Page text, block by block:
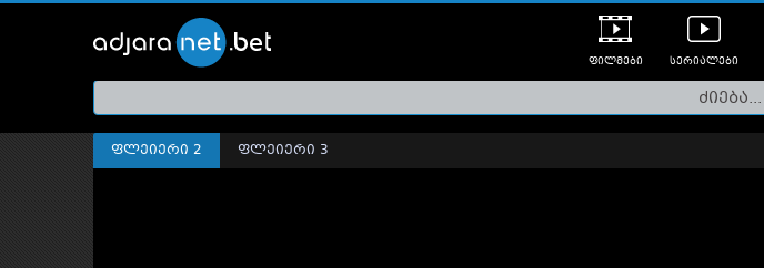
ფილმები
თრეილერები
სერიალები
ფლეიერი 2 ფლეიერი 3